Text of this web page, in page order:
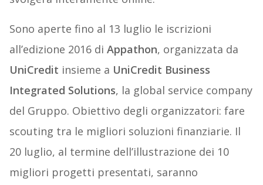
Sono aperte fino al 13 luglio le iscrizioni
all’edizione 2016 di Appathon, organizzata da
UniCredit insieme a UniCredit Business
Integrated Solutions, la global service company
del Gruppo. Obiettivo degli organizzatori: fare
scouting tra le migliori soluzioni finanziarie. Il
20 luglio, al termine dell’illustrazione dei 10
migliori progetti presentati, saranno